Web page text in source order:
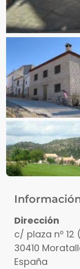
Dirección
c/ plaza nº
30410
España